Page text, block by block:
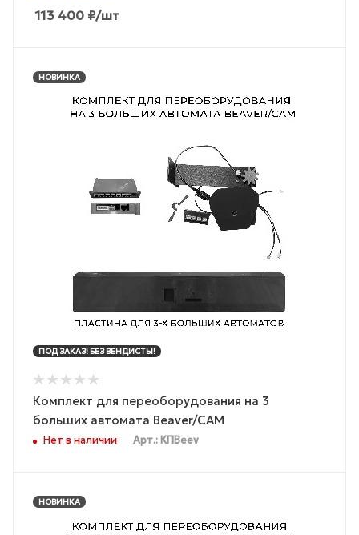
113 400 ₽/шт
НОВИНКА
ПОД ЗАКАЗ! БЕЗ ВЕНДИСТЫ!
Комплект для переоборудования на 3
больших автомата Beaver/CAM
Нет в наличии Арт.: КПBeev
НОВИНКА